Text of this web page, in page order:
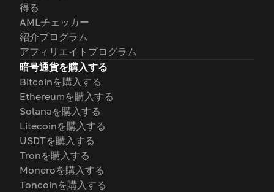
得る
AMLチェッカー
紹介プログラム
アフィリエイトプログラム
暗号通貨を購入する
Bitcoinを購入する
Ethereumを購入する
Solanaを購入する
Litecoinを購入する
USDTを購入する
Tronを購入する
Moneroを購入する
Toncoinを購入する